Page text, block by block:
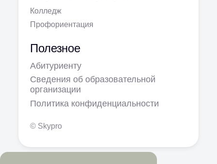
Колледж
Профориентация
Полезное
Абитуриенту
Сведения об образовательной
организации
Политика конфиденциальности
© Skypro